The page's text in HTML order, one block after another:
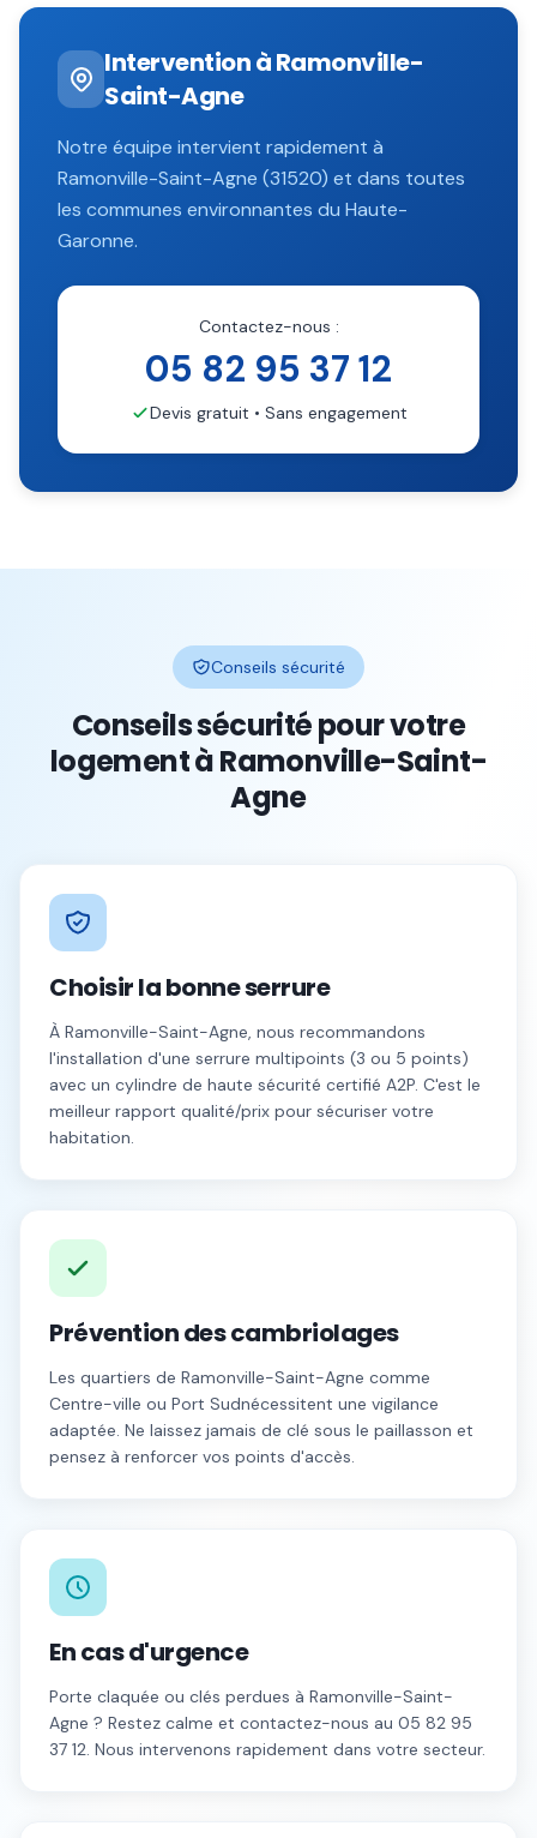
Intervention àRamonville-
Saint-Agne
Notre équipe intervient rapidement à
Ramonville-Saint-Agne (31520) et dans toutes
les communes environnantes du Haute-
Garonne.
Contactez-nous :
05 82 95 37 12
Devis gratuit • Sans engagement
Conseils sécurité
Conseils sécurité pour votre
logement àRamonville-Saint-
Agne
Choisir la bonne serrure
À Ramonville-Saint-Agne, nous recommandons
l'installation d'une serrure multipoints (3 ou 5 points)
avec un cylindre de haute sécurité certifié A2P. C'est le
meilleur rapport qualité/prix pour sécuriser votre
habitation.
Prévention des cambriolages
Les quartiers de Ramonville-Saint-Agne comme
Centre-ville ou Port Sudnécessitent une vigilance
adaptée. Ne laissez jamais de clé sous le paillasson et
pensez à renforcer vos points d'accès.
En cas d'urgence
Porte claquée ou clés perdues à Ramonville-Saint-
Agne ? Restez calme et contactez-nous au 05 82 95
37 12. Nous intervenons rapidement dans votre secteur.